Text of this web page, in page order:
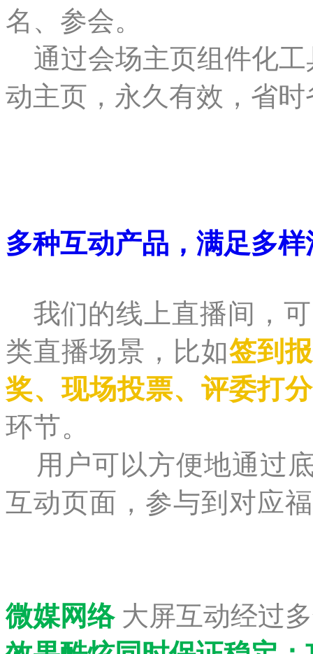
名、参会。
通过会场主页组件化工
动主页，永久有效，省
多种互动产品，满足多
我们的线上直播间，
类直播场景 ，比如签到
奖、现场投票、评委打
环节。
用户可以方便地通过
互动页面，参与到对应
微媒网络 大屏互动经过